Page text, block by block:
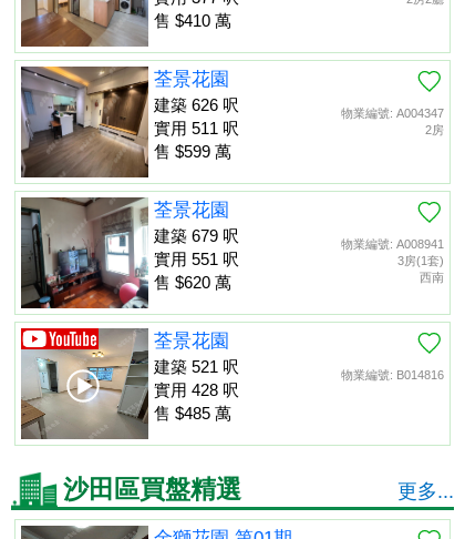
售 $410 萬
物業編號: A004347
2房
荃景花園
建築 626 呎
實用 511 呎
售 $599 萬
物業編號: A008941
3房(1套)
西南
荃景花園
建築 679 呎
實用 551 呎
售 $620 萬
物業編號: B014816
荃景花園
建築 521 呎
實用 428 呎
售 $485 萬
沙田區買盤精選 更多...